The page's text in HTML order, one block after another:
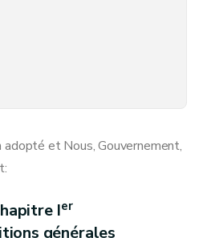
et Nous, Gouvernement,
Ier
générales